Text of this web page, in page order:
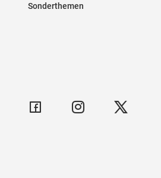
Sonderthemen